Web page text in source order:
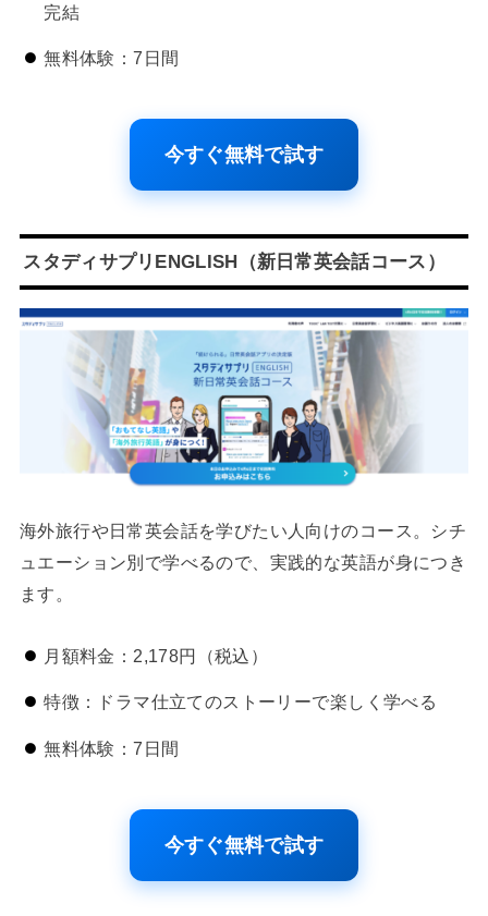
完結
無料体験：7日間
今すぐ無料で試す
スタディサプリENGLISH（新日常英会話コース）
海外旅行や日常英会話を学びたい人向けのコース。シチ
ュエーション別で学べるので、実践的な英語が身につき
ます。
月額料金：2,178円（税込）
特徴：ドラマ仕立てのストーリーで楽しく学べる
無料体験：7日間
今すぐ無料で試す